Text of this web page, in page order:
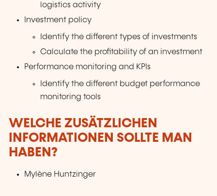
logistics activity
Investment policy
Identify the different types of investments
Calculate the profitability of an investment
Performance monitoring and KPIs
Identify the different budget performance
monitoring tools
WELCHE ZUSÄTZLICHEN
INFORMATIONEN SOLLTE MAN
HABEN?
Mylène Huntzinger